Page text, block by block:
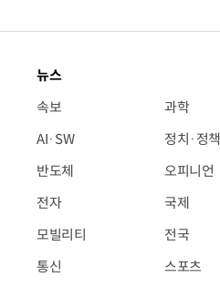
뉴스
속보
AI·SW
반도체
전자
모빌리티
통신
과학
정치·정책
오피니언
국제
전국
스포츠